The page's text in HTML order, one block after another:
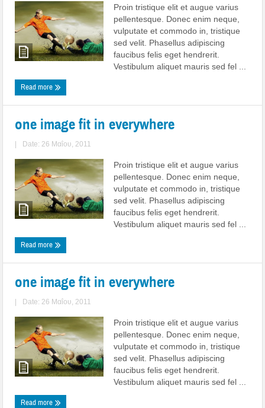
Proin tristique elit et augue varius
pellentesque. Donec enim neque,
vulputate et commodo in, tristique
sed velit. Phasellus adipiscing
faucibus felis eget hendrerit.
Vestibulum aliquet mauris sed fel ...
Read more
one image fit in everywhere
| Date: 26 Μαΐου, 2011
Proin tristique elit et augue varius
pellentesque. Donec enim neque,
vulputate et commodo in, tristique
sed velit. Phasellus adipiscing
faucibus felis eget hendrerit.
Vestibulum aliquet mauris sed fel ...
Read more
one image fit in everywhere
| Date: 26 Μαΐου, 2011
Proin tristique elit et augue varius
pellentesque. Donec enim neque,
vulputate et commodo in, tristique
sed velit. Phasellus adipiscing
faucibus felis eget hendrerit.
Vestibulum aliquet mauris sed fel ...
Read more